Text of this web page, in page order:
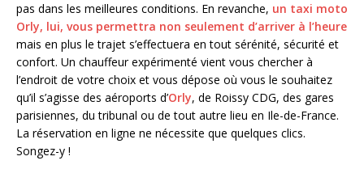
pas dans les meilleures conditions. En revanche, un taxi moto
Orly, lui, vous permettra non seulement d’arriver à l’heure
mais en plus le trajet s’effectuera en tout sérénité, sécurité et
confort. Un chauffeur expérimenté vient vous chercher à
l’endroit de votre choix et vous dépose où vous le souhaitez
qu’il s’agisse des aéroports d’Orly, de Roissy CDG, des gares
parisiennes, du tribunal ou de tout autre lieu en Ile-de-France.
La réservation en ligne ne nécessite que quelques clics.
Songez-y !